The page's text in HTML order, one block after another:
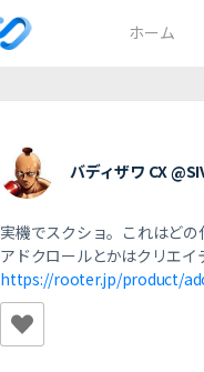
ホーム
バディザワ CX
実機でスクショ。これはど
アドクロールとかはクリエイ
https://rooter.jp/product/